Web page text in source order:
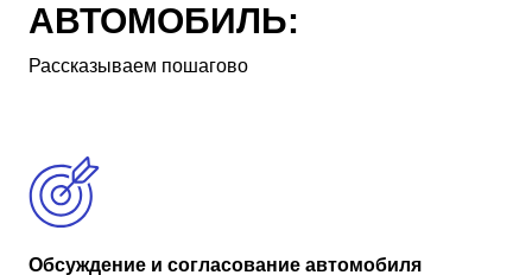
АВТОМОБИЛЬ:
Рассказываем пошагово
Обсуждение и согласование автомобиля